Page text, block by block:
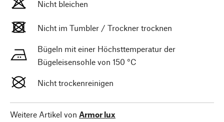
Nicht bleichen
Nicht im Tumbler / Trockner trocknen
Bügeln mit einer Höchsttemperatur der
Bügeleisensohle von 150 °C
Nicht trockenreinigen
Weitere Artikel von Armor lux